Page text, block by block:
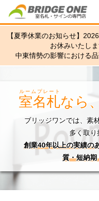
【夏季休業のお知らせ】
お休みいたし
室名札
ルームプレート
なら
ブリッジワンでは、素
多く取り
創業40年以上の実績の
質・短納期